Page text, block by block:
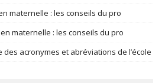
maternelle : les conseils du pro
maternelle : les conseils du pro
des acronymes et abréviations de l’école